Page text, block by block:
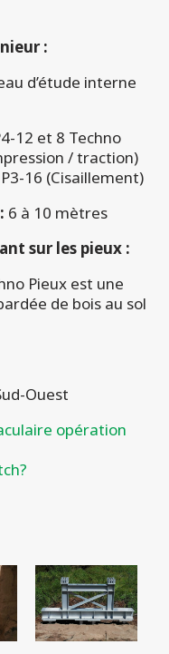
:
d’étude interne
12 et 8 Techno
/ traction)
16 (Cisaillement)
6 à 10 mètres
sur les pieux :
Pieux est une
de bois au sol
Ouest
opération